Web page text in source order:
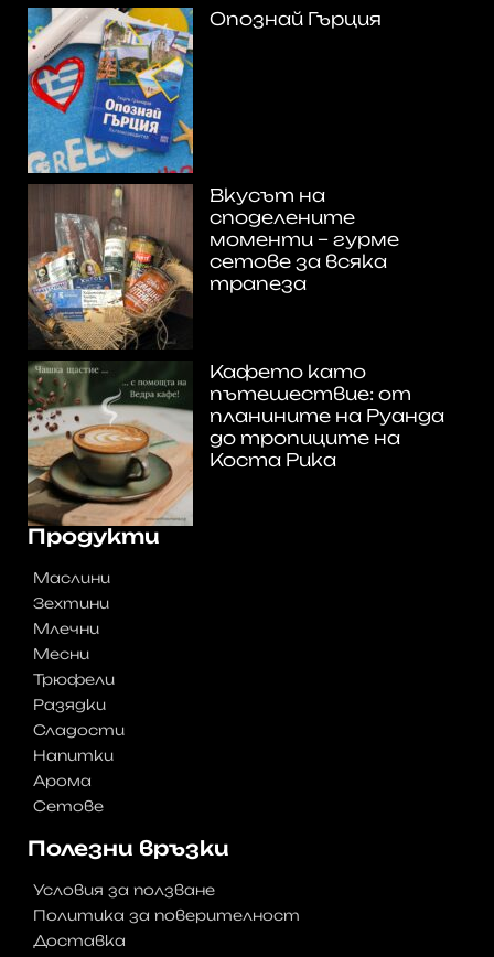
Опознай Гърция
Вкусът на
споделените
моменти – гурме
сетове за всяка
трапеза
Кафето като
пътешествие: от
планините на Руанда
до тропиците на
Коста Рика
Продукти
Маслини
Зехтини
Млечни
Месни
Трюфели
Разядки
Сладости
Напитки
Арома
Сетове
Полезни връзки
Условия за ползване
Политика за поверителност
Доставка